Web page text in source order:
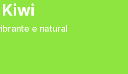
Kiwi
e natural